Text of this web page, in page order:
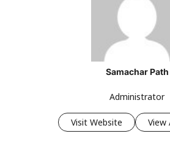
Samachar Path
Administrator
Visit Website View